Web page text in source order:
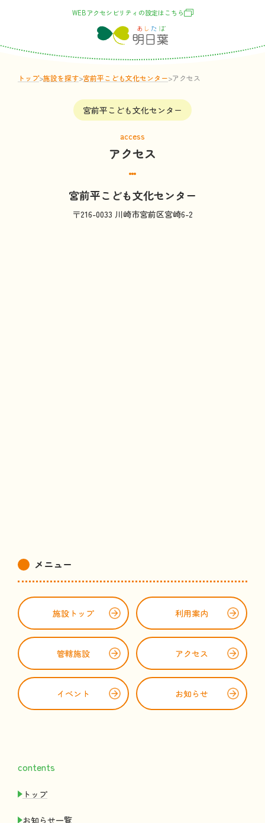
WEBアクセシビリティの設定はこちら
トップ>施設を探す>宮前平こども文化センター>アクセス
宮前平こども文化センター
access
アクセス
宮前平こども文化センター
〒216-0033 川崎市宮前区宮崎6-2
メニュー
施設 トップ 利用案内
管轄施設 アクセス
イベント お知 らせ
contents
トップ
お知 らせ一覧